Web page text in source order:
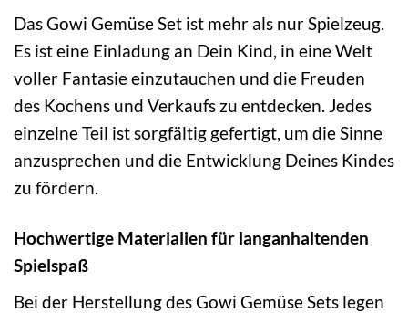
Das Gowi Gemüse Set ist mehr als nur Spielzeug.
Es ist eine Einladung an Dein Kind, in eine Welt
voller Fantasie einzutauchen und die Freuden
des Kochens und Verkaufs zu entdecken. Jedes
einzelne Teil ist sorgfältig gefertigt, um die Sinne
anzusprechen und die Entwicklung Deines Kindes
zu fördern.
Hochwertige Materialien für langanhaltenden
Spielspaß
Bei der Herstellung des Gowi Gemüse Sets legen